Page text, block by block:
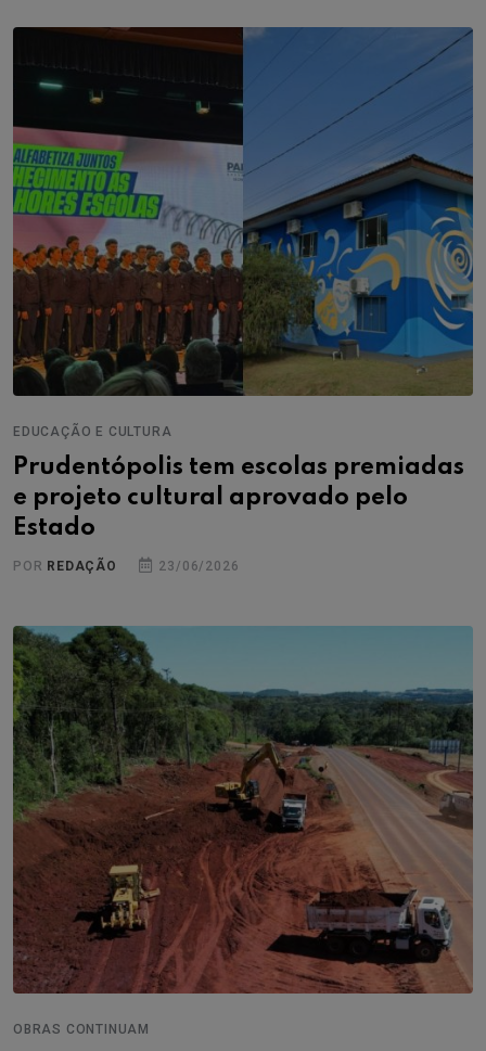
EDUCAÇÃO E CULTURA
Prudentópolis tem escolas premiadas
e projeto cultural aprovado pelo
Estado
POR REDAÇÃO 23/06/2026
OBRAS CONTINUAM